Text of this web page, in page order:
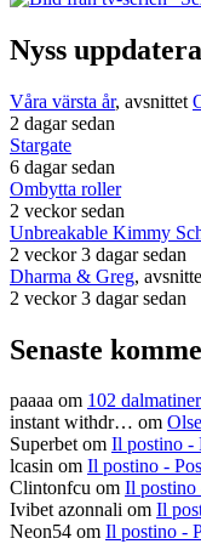
Nyss
Våra värsta år, avsnittet
2 dagar sedan
Stargate
6 dagar sedan
Ombytta roller
2 veckor sedan
Unbreakable Kimmy
2 veckor 3 dagar sedan
Dharma & Greg,
2 veckor 3 dagar sedan
Senaste
paaaa om 102 dalmatiner
instant withdr… om
Superbetom Il postino -
lcasin om Il postino -
Clintonfcu om Il postino
Ivibet azonnali om Il
Neon54 om Il postino -